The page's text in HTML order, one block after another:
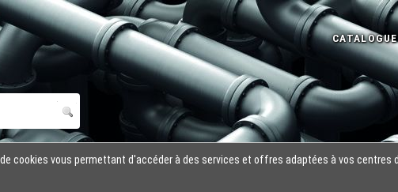
cookies vous permettant d'accéder à des services et offres adaptées à vos centres